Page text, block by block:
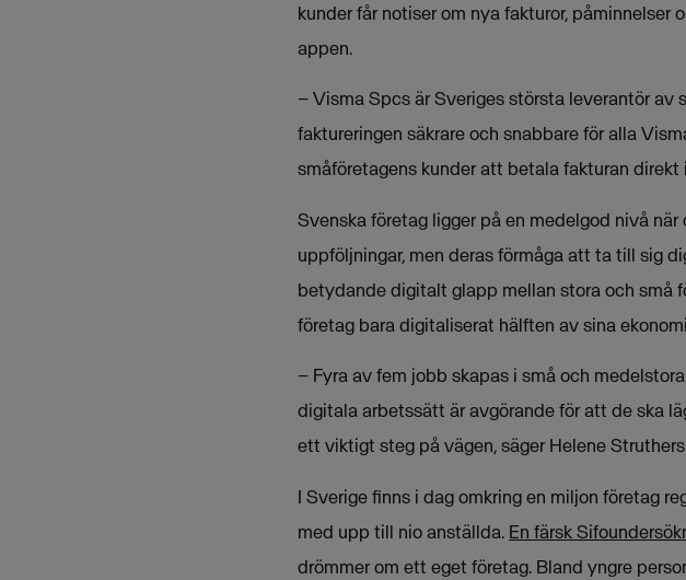
kunder får notiser om nya fakturor,
appen.
– Visma Spcs är Sveriges största leverantör av
faktureringen säkrare och snabbare för alla
småföretagens kunder att betala fakturan
Svenska företag ligger på en medelgod nivå
uppföljningar, men deras förmåga att ta till sig
betydande digitalt glapp mellan stora och små
företag bara digitaliserat hälften av sina
– Fyra av fem jobb skapas i små och
digitala arbetssätt är avgörande för att de ska
ett viktigt steg på vägen, säger Helene
I Sverige finns i dag omkring en miljon företag
med upp till nio anställda. En färsk
drömmer om ett eget företag. Bland yngre